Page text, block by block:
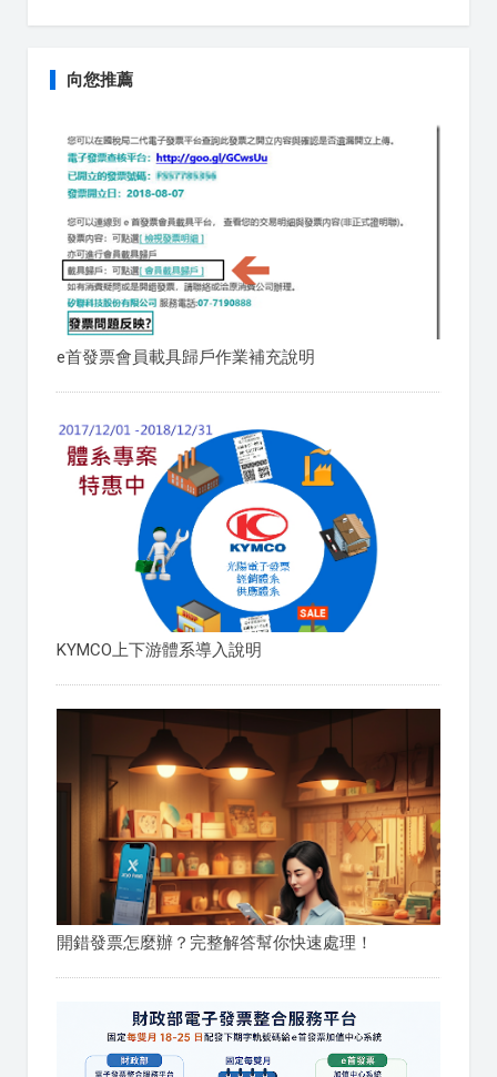
向您推薦
e首發票會員載具歸戶作業補充說明
KYMCO上下游體系導入說明
開錯發票怎麼辦？完整解答幫你快速處理！